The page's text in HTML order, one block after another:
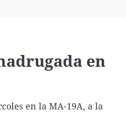
en
en la MA-19A, a la